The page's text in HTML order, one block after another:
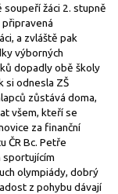
žáci 2. stupně
připravená
a zvláště pak
výborných
dopadly obě školy
si odnesla ZŠ
zůstává doma,
všem, kteří se
za finanční
ČR Bc. Petře
sportujícím
olympiády, dobrý
z pohybu dávají